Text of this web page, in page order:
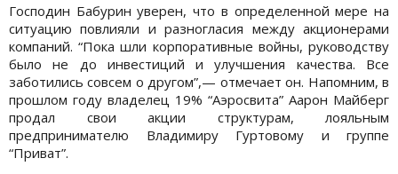
Господин Бабурин уверен, что в определенной мере на
ситуацию повлияли и разногласия между акционерами
компаний. “Пока шли корпоративные войны, руководству
было не до инвестиций и улучшения качества. Все
заботились совсем о другом”,— отмечает он. Напомним, в
прошлом году владелец 19% “Аэросвита” Аарон Майберг
продал свои акции структурам, лояльным
предпринимателю Владимиру Гуртовому и группе
“Приват”.